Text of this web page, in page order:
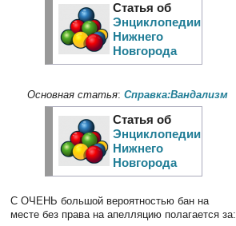
Статья об
Энциклопедии
Нижнего
Новгорода
Основная статья: Справка:Вандализм
Статья об
Энциклопедии
Нижнего
Новгорода
С ОЧЕНЬ большой вероятностью бан на
месте без права на апелляцию полагается за: